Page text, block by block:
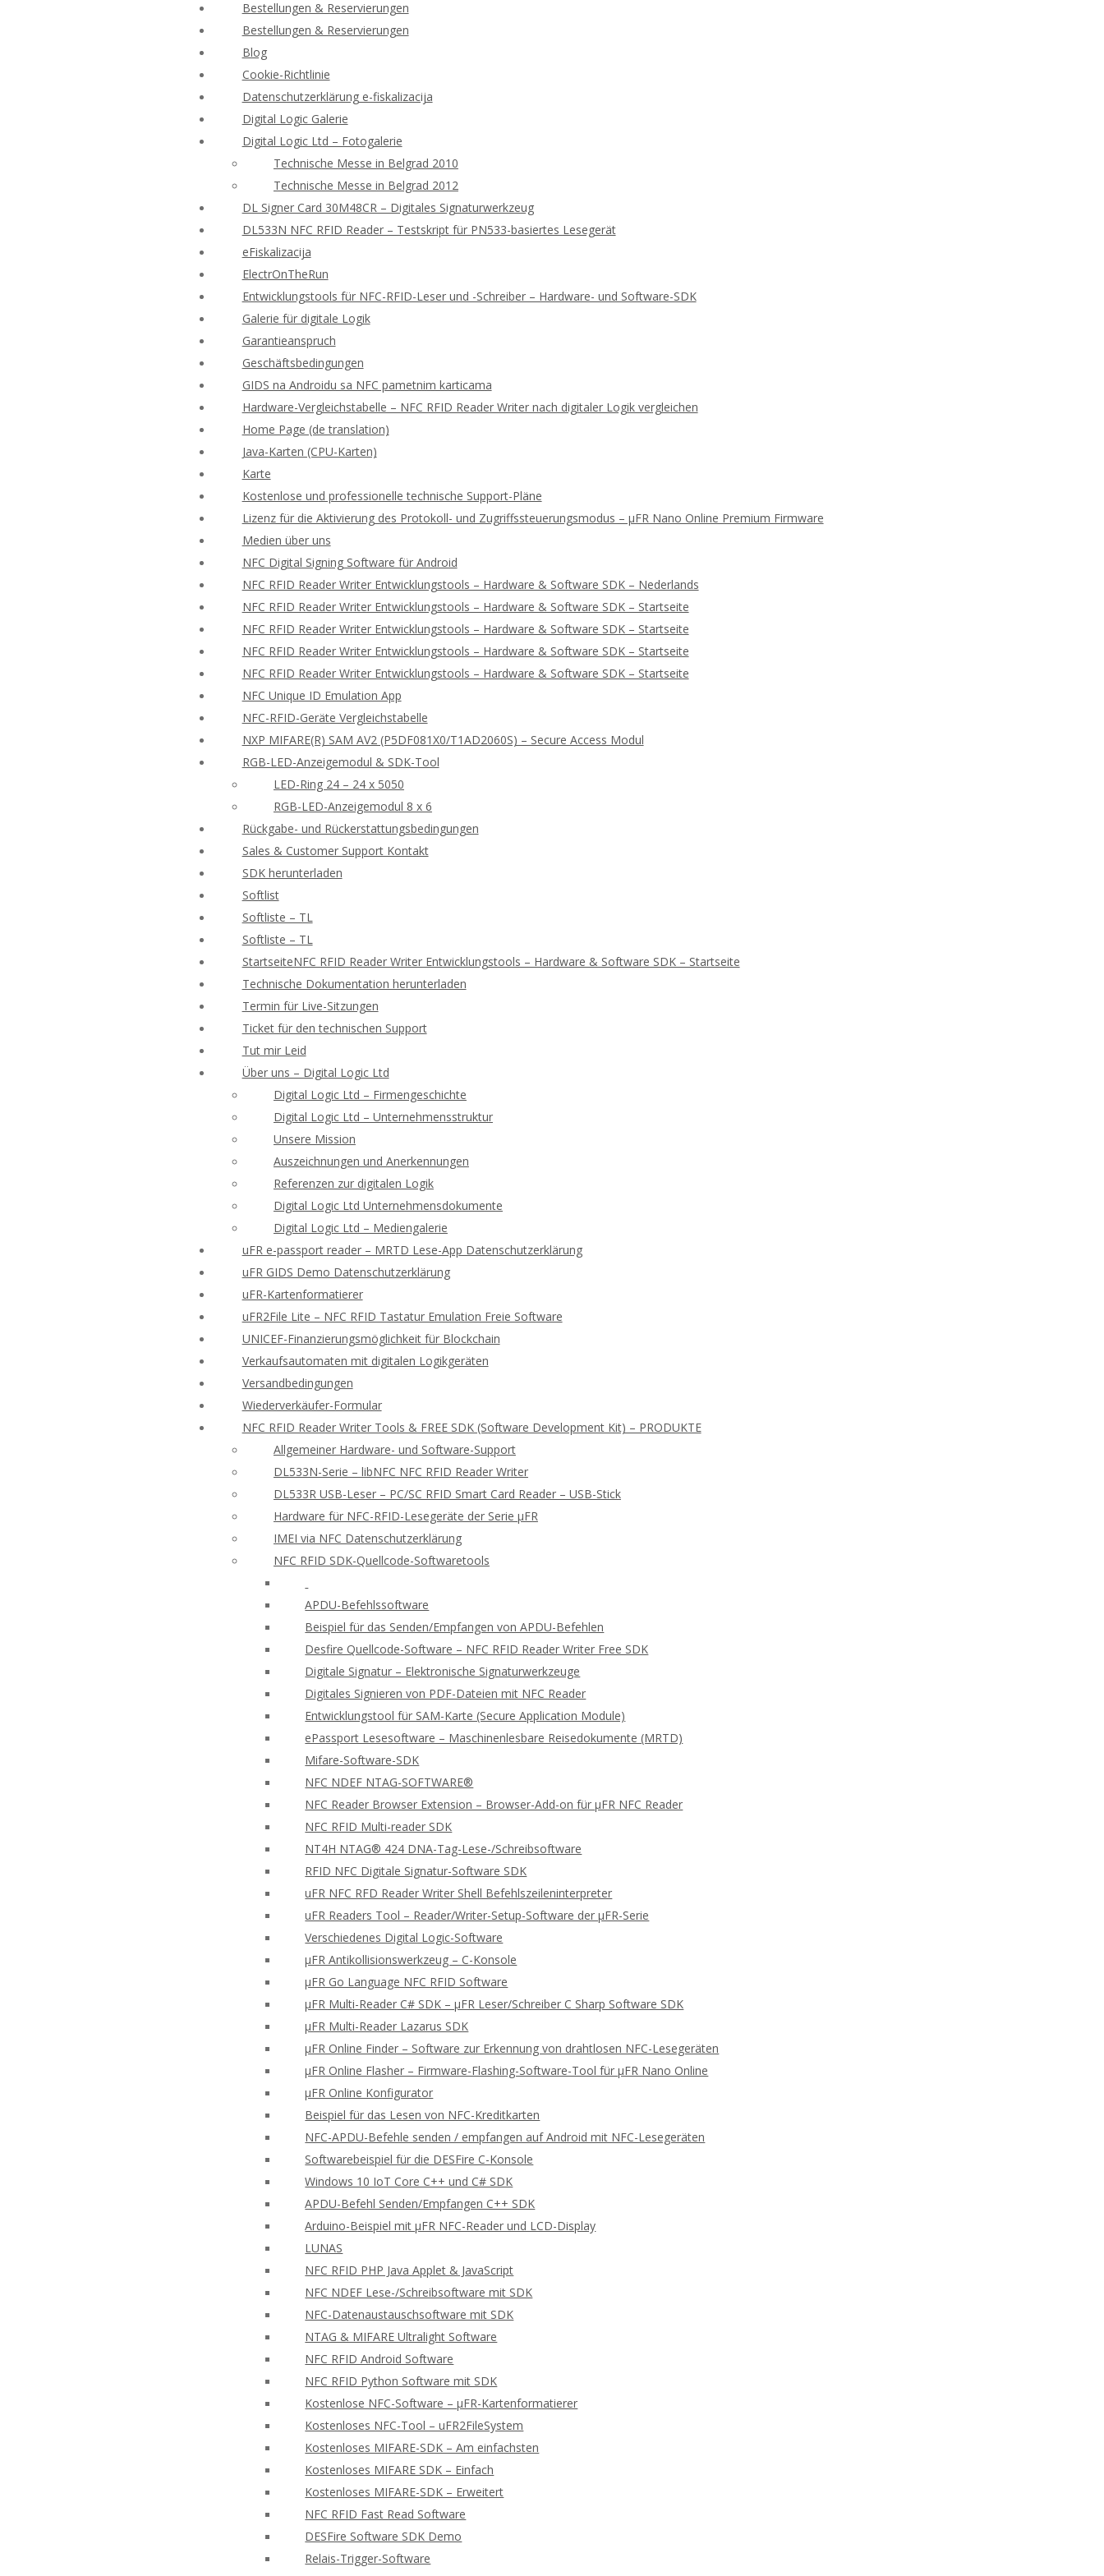
Bestellungen & Reservierungen
Bestellungen & Reservierungen
Blog
Cookie-Richtlinie
Datenschutzerklärung e-fiskalizacija
Digital Logic Galerie
Digital Logic Ltd – Fotogalerie
Technische Messe in Belgrad 2010
Technische Messe in Belgrad 2012
DL Signer Card 30M48CR – Digitales Signaturwerkzeug
DL533N NFC RFID Reader – Testskript für PN533-basiertes Lesegerät
eFiskalizacija
ElectrOnTheRun
Entwicklungstools für NFC-RFID-Leser und -Schreiber – Hardware- und Software-SDK
Galerie für digitale Logik
Garantieanspruch
Geschäftsbedingungen
GIDS na Androidu sa NFC pametnim karticama
Hardware-Vergleichstabelle – NFC RFID Reader Writer nach digitaler Logik vergleichen
Home Page (de translation)
Java-Karten (CPU-Karten)
Karte
Kostenlose und professionelle technische Support-Pläne
Lizenz für die Aktivierung des Protokoll- und Zugriffssteuerungsmodus – μFR Nano Online Premium Firmware
Medien über uns
NFC Digital Signing Software für Android
NFC RFID Reader Writer Entwicklungstools – Hardware & Software SDK – Nederlands
NFC RFID Reader Writer Entwicklungstools – Hardware & Software SDK – Startseite
NFC RFID Reader Writer Entwicklungstools – Hardware & Software SDK – Startseite
NFC RFID Reader Writer Entwicklungstools – Hardware & Software SDK – Startseite
NFC RFID Reader Writer Entwicklungstools – Hardware & Software SDK – Startseite
NFC Unique ID Emulation App
NFC-RFID-Geräte Vergleichstabelle
NXP MIFARE(R) SAM AV2 (P5DF081X0/T1AD2060S) – Secure Access Modul
RGB-LED-Anzeigemodul & SDK-Tool
LED-Ring 24 – 24 x 5050
RGB-LED-Anzeigemodul 8 x 6
Rückgabe- und Rückerstattungsbedingungen
Sales & Customer Support Kontakt
SDK herunterladen
Softlist
Softliste – TL
Softliste – TL
StartseiteNFC RFID Reader Writer Entwicklungstools – Hardware & Software SDK – Startseite
Technische Dokumentation herunterladen
Termin für Live-Sitzungen
Ticket für den technischen Support
Tut mir Leid
Über uns – Digital Logic Ltd
Digital Logic Ltd – Firmengeschichte
Digital Logic Ltd – Unternehmensstruktur
Unsere Mission
Auszeichnungen und Anerkennungen
Referenzen zur digitalen Logik
Digital Logic Ltd Unternehmensdokumente
Digital Logic Ltd – Mediengalerie
uFR e-passport reader – MRTD Lese-App Datenschutzerklärung
uFR GIDS Demo Datenschutzerklärung
uFR-Kartenformatierer
uFR2File Lite – NFC RFID Tastatur Emulation Freie Software
UNICEF-Finanzierungsmöglichkeit für Blockchain
Verkaufsautomaten mit digitalen Logikgeräten
Versandbedingungen
Wiederverkäufer-Formular
NFC RFID Reader Writer Tools & FREE SDK (Software Development Kit) – PRODUKTE
Allgemeiner Hardware- und Software-Support
DL533N-Serie – libNFC NFC RFID Reader Writer
DL533R USB-Leser – PC/SC RFID Smart Card Reader – USB-Stick
Hardware für NFC-RFID-Lesegeräte der Serie μFR
IMEI via NFC Datenschutzerklärung
NFC RFID SDK-Quellcode-Softwaretools
APDU-Befehlssoftware
Beispiel für das Senden/Empfangen von APDU-Befehlen
Desfire Quellcode-Software – NFC RFID Reader Writer Free SDK
Digitale Signatur – Elektronische Signaturwerkzeuge
Digitales Signieren von PDF-Dateien mit NFC Reader
Entwicklungstool für SAM-Karte (Secure Application Module)
ePassport Lesesoftware – Maschinenlesbare Reisedokumente (MRTD)
Mifare-Software-SDK
NFC NDEF NTAG-SOFTWARE®
NFC Reader Browser Extension – Browser-Add-on für μFR NFC Reader
NFC RFID Multi-reader SDK
NT4H NTAG® 424 DNA-Tag-Lese-/Schreibsoftware
RFID NFC Digitale Signatur-Software SDK
uFR NFC RFD Reader Writer Shell Befehlszeileninterpreter
uFR Readers Tool – Reader/Writer-Setup-Software der μFR-Serie
Verschiedenes Digital Logic-Software
μFR Antikollisionswerkzeug – C-Konsole
μFR Go Language NFC RFID Software
μFR Multi-Reader C# SDK – μFR Leser/Schreiber C Sharp Software SDK
μFR Multi-Reader Lazarus SDK
μFR Online Finder – Software zur Erkennung von drahtlosen NFC-Lesegeräten
μFR Online Flasher – Firmware-Flashing-Software-Tool für μFR Nano Online
μFR Online Konfigurator
Beispiel für das Lesen von NFC-Kreditkarten
NFC-APDU-Befehle senden / empfangen auf Android mit NFC-Lesegeräten
Softwarebeispiel für die DESFire C-Konsole
Windows 10 IoT Core C++ und C# SDK
APDU-Befehl Senden/Empfangen C++ SDK
Arduino-Beispiel mit μFR NFC-Reader und LCD-Display
LUNAS
NFC RFID PHP Java Applet & JavaScript
NFC NDEF Lese-/Schreibsoftware mit SDK
NFC-Datenaustauschsoftware mit SDK
NTAG & MIFARE Ultralight Software
NFC RFID Android Software
NFC RFID Python Software mit SDK
Kostenlose NFC-Software – μFR-Kartenformatierer
Kostenloses NFC-Tool – uFR2FileSystem
Kostenloses MIFARE-SDK – Am einfachsten
Kostenloses MIFARE SDK – Einfach
Kostenloses MIFARE-SDK – Erweitert
NFC RFID Fast Read Software
DESFire Software SDK Demo
Relais-Trigger-Software